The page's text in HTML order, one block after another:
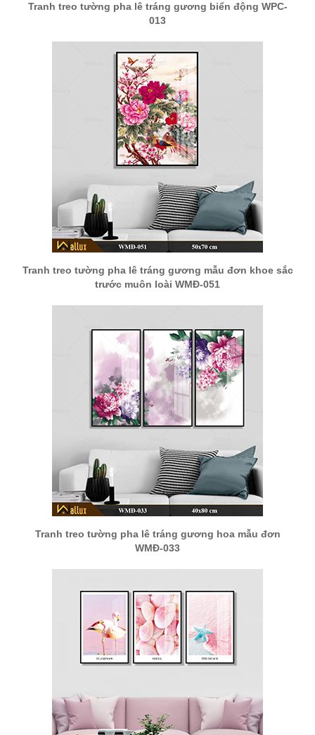
Tranh treo tường pha lê tráng gương biển động WPC-
013
Tranh treo tường pha lê tráng gương mẫu đơn khoe sắc
trước muôn loài WMĐ-051
Tranh treo tường pha lê tráng gương hoa mẫu đơn
WMĐ-033